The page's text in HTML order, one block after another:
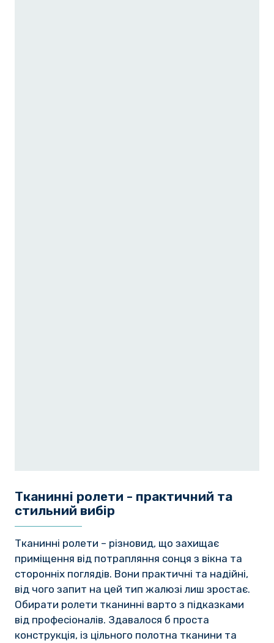
Тканинні ролети - практичний та
стильний вибір
Тканинні ролети – різновид, що захищає
приміщення від потрапляння сонця з вікна та
сторонніх поглядів. Вони практичні та надійні,
від чого запит на цей тип жалюзі лиш зростає.
Обирати ролети тканинні варто з підказками
від професіоналів. Здавалося б проста
конструкція, із цільного полотна тканини та